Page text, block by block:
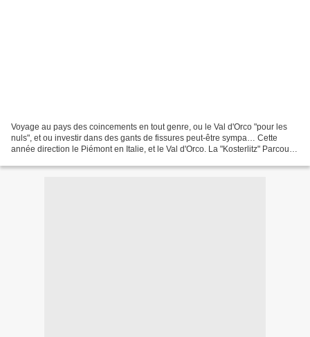
Voyage au pays des coincements en tout genre, ou le Val d'Orco "pour les
nuls", et ou investir dans des gants de fissures peut-être sympa… Cette
année direction le Piémont en Italie, et le Val d'Orco. La "Kosterlitz" Parcours